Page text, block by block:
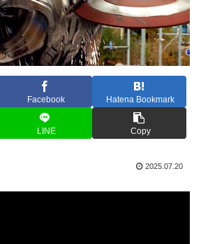
Facebook Hatena Bookmark
LINE Copy
2025.07.20